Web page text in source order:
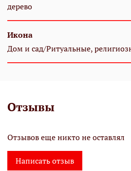
дерево
Икона
Дом и сад/Ритуальные,
Отзывы
Отзывов еще никто не оставлял
Написать отзыв